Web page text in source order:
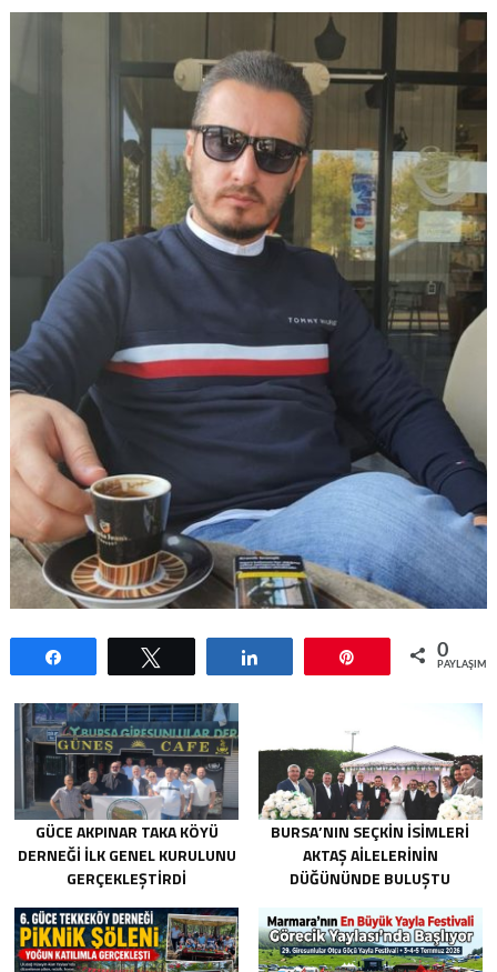
0
GÜCE AKPINAR TAKA KÖYÜ
DERNEĞI İLK GENEL KURULUNU
GERÇEKLEŞTIRDI
BURSA’NIN SEÇKIN İSIMLERI
AKTAŞ AILELERININ
DÜĞÜNÜNDE BULUŞTU